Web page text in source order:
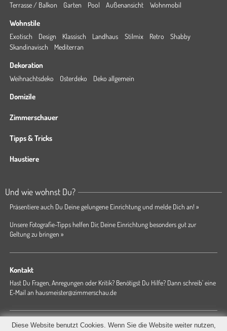
Terrasse / Balkon
Garten Pool Außenansicht Wohnmobil
Wohnstile
Exotisch Design Klassisch Landhaus Stilmix Retro
Shabby
Skandinavisch
Mediterran
Dekoration
Weihnachtsdeko Osterdeko Deko allgemein
Domizile
Zimmerschauer
Tipps & Tricks
Haustiere
Und wie wohnst Du?
Präsentiere auch Du Deine gelungene Einrichtung und melde Dich an! »
Unsere Fotografie-Tipps helfen Dir, Deine Einrichtung besonders gut zur
Geltung zu bringen »
Kontakt
Hast Du Fragen, Anregungen oder Kritik? Benötigst Du Hilfe? Dann schreib' eine
E-Mail an hausmeister@zimmerschau.de
Forum Magazin AGB Presse Datenschutz Impressum
Diese Website benutzt Cookies. Wenn Sie die Website weiter nutzen,